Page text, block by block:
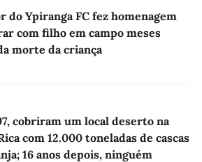
do Ypiranga FC fez homenagem
com filho em campo meses
morte da criança
cobriram um local deserto na
com 12.000 toneladas de cascas
16 anos depois, ninguém